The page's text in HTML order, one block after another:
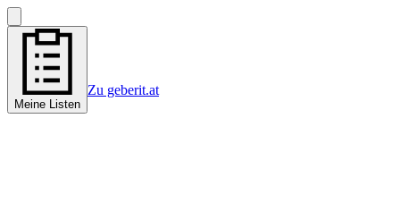
Meine Listen
Zu geberit.at